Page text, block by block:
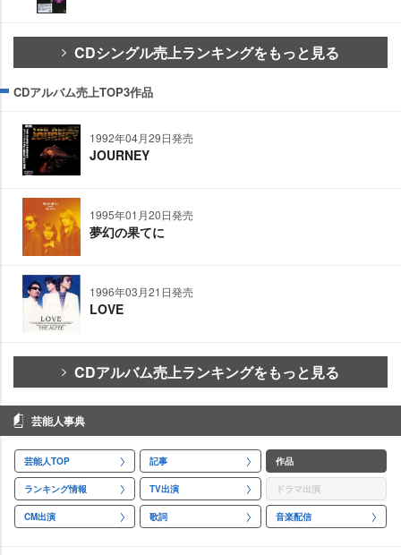
CDシングル売上ランキングをもっと見る
CDアルバム売上TOP3作品
1992年04月29日発売
JOURNEY
1995年01月20日発売
夢幻の果てに
1996年03月21日発売
LOVE
CDアルバム売上ランキングをもっと見る
芸能人事典
芸能人TOP 記事 作品
ランキング情報 TV出演 ドラマ出演
CM出演 歌詞 音楽配信